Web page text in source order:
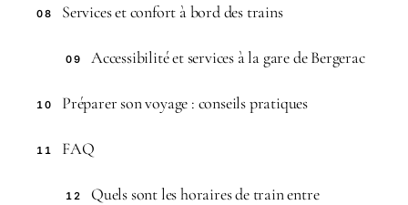
08 Services et confort à bord des trains
09 Accessibilité et services à la gare de Bergerac
10 Préparer son voyage : conseils pratiques
11 FAQ
12
Quels sont les horaires de train entre